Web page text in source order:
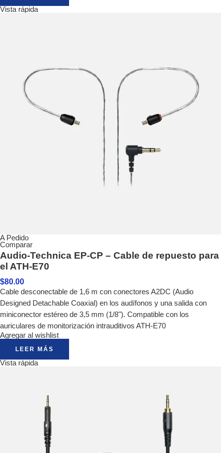
Vista rápida
A Pedido
Comparar
Audio-Technica EP-CP – Cable de repuesto para
el ATH-E70
$80.00
Cable desconectable de 1,6 m con conectores A2DC (Audio
Designed Detachable Coaxial) en los audífonos y una salida con
miniconector estéreo de 3,5 mm (1/8"). Compatible con los
auriculares de monitorización intrauditivos ATH-E70
Agregar al wishlist
LEER MÁS
Vista rápida